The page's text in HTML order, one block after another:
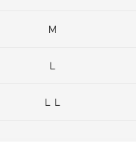
Ｍ
Ｌ
ＬＬ